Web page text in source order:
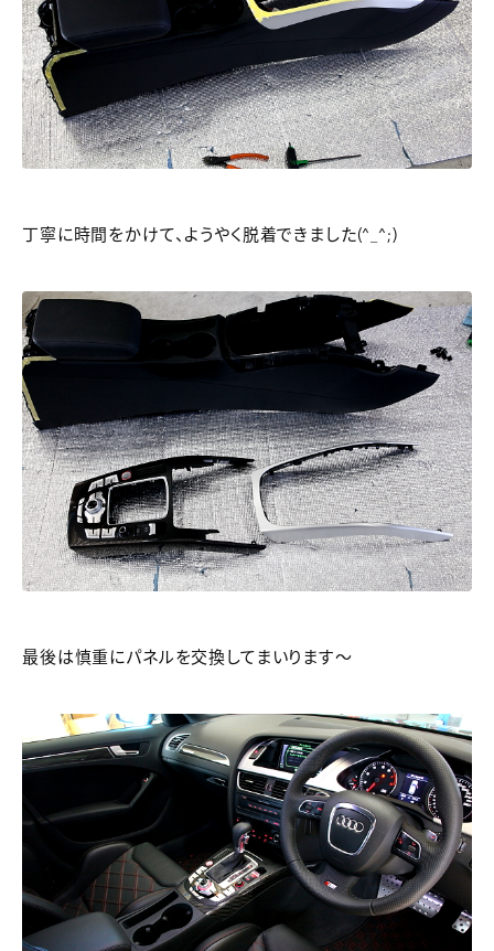
丁寧に時間をかけて、ようやく脱着できました(^_^;)
最後は慎重にパネルを交換してまいります～